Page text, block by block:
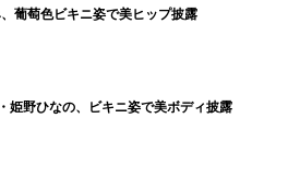
葡萄色ビキニ姿で美ヒップ披露
姫野ひなの、ビキニ姿で美ボディ披露